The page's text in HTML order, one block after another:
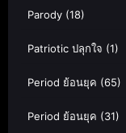
Parody (18)
Patriotic ปลุกใจ (1)
Period ย้อนยุค (65)
Period ย้อนยุค (31)